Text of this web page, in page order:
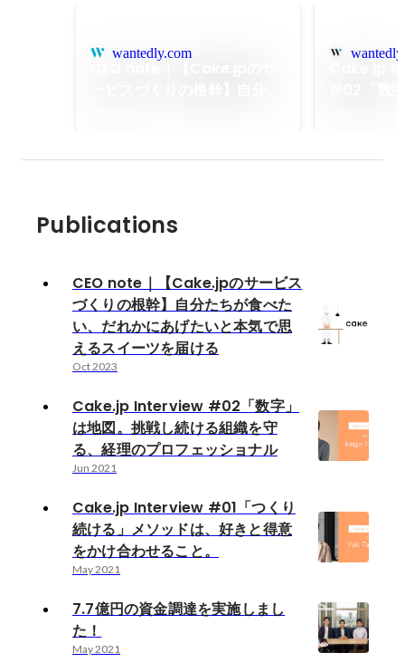
wantedly.com
を届ける
Publications
CEO note｜【Cake.jpのサービス
づくりの根幹】自分たちが食べた
い、だれかにあげたいと本気で思
えるスイーツを届ける
Oct 2023
Cake.jp Interview #02「数字」
は地図。挑戦し続ける組織を守
る、経理のプロフェッショナル
Jun 2021
Cake.jp Interview #01「つくり
続ける」メソッドは、好きと得意
をかけ合わせること。
May 2021
7.7億円の資金調達を実施しまし
た！
May 2021